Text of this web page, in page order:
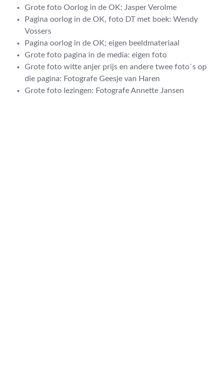
Grote foto Oorlog in de OK: Jasper Verolme
Pagina oorlog in de OK, foto DT met boek: Wendy
Vossers
Pagina oorlog in de OK; eigen beeldmateriaal
Grote foto pagina in de media: eigen foto
Grote foto witte anjer prijs en andere twee foto`s op
die pagina: Fotografe Geesje van Haren
Grote foto lezingen: Fotografe Annette Jansen